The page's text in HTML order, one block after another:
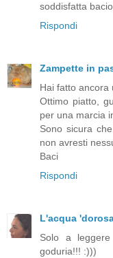
soddisfatta
Rispondi
Zampette in
Hai fatto ancora
Ottimo piatto,
per una marcia
Sono sicura
non avresti
Baci
Rispondi
L'acqua
Solo a
goduria!!! :)))